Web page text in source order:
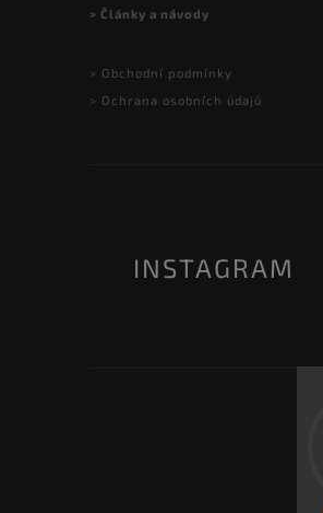
> Články a návody
> Obchodní podmínky
> Ochrana osobních údajů
INSTAGRAM